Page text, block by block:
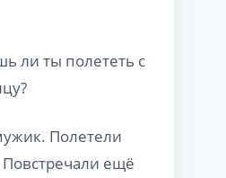
ли ты полететь с
Полетели
ещё